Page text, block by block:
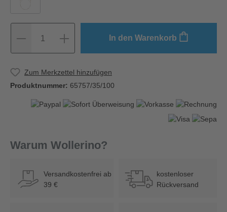
1 In den Warenkorb
Zum Merkzettel hinzufügen
Produktnummer: 65757/35/100
Warum Wollerino?
Versandkostenfrei ab
39 €
kostenloser
Rückversand